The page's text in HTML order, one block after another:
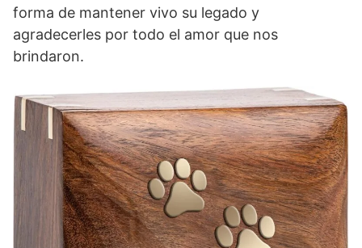
forma de mantener vivo su legado y
agradecerles por todo el amor que nos
brindaron.